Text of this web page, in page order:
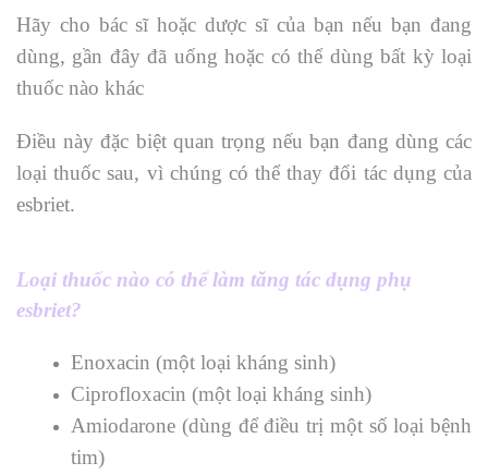
Hãy cho bác sĩ hoặc dược sĩ của bạn nếu bạn đang
dùng, gần đây đã uống hoặc có thể dùng bất kỳ loại
thuốc nào khác
Điều này đặc biệt quan trọng nếu bạn đang dùng các
loại thuốc sau, vì chúng có thể thay đổi tác dụng của
esbriet.
Loại thuốc nào có thể làm tăng tác dụng phụ
esbriet?
Enoxacin (một loại kháng sinh)
Ciprofloxacin (một loại kháng sinh)
Amiodarone (dùng để điều trị một số loại bệnh
tim)